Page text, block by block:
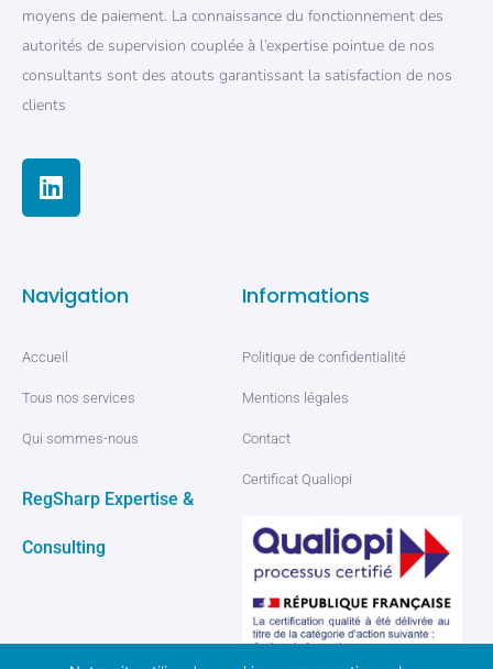
moyens de paiement. La connaissance du fonctionnement des
autorités de supervision couplée à l’expertise pointue de nos
consultants sont des atouts garantissant la satisfaction de nos
clients
Navigation
Accueil
Tous nos services
Qui sommes-nous
RegSharp Expertise &
Consulting
Informations
Politique de confidentialité
Mentions légales
Contact
Certificat Qualiopi